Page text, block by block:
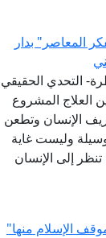
المعاصر" بدار
التحدي الحقيقي
العلاج المشروع
الإنسان وتطعن
وليست غاية
إلى الإنسان
الإسلام منها"